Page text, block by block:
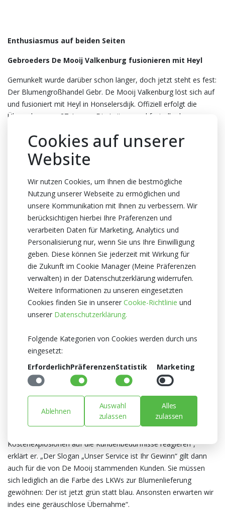
Enthusiasmus auf beiden Seiten
Gebroeders De Mooij Valkenburg fusionieren mit Heyl
Gemunkelt wurde darüber schon länger, doch jetzt steht es fest:
Der Blumengroßhandel Gebr. De Mooij Valkenburg löst sich auf
und fusioniert mit Heyl in Honselersdijk. Offiziell erfolgt die
Übernahme am 27. Januar. Die Leitung und fast alle der
aktuell rund 150-köpfigen, Team.
Die beiden Familienunternehmen, die ihren
den Zusammenschluss großes Vertrauen. Sie haben sich auf den
deutschen Markt spezialisiert, den sie heute mit Webshop-
Bestellungen fast ausschließlich bedienen. Heyl beliefert dreimal
wöchentlich über 1.000 professionelle Floristen, darunter im
Rhein-Main-Gebiet, wo De Mooij schon seit Jahren seinen
eigenen 'Kundenstamm' hat.
Beste Wahl
„Vor dem Hintergrund fortschreitender Entwicklungen in der
Branche und der steigenden Transportkosten suchten wir
Anschluss an eine größere, starke Partei, die zudem ein
breiteres Sortiment bietet und dreimal wöchentlich ausliefert“,
das unserem Unternehmen in vielem ähnelt, erwies sich für
unsere Kunden und Mitarbeiter gleichermaßen als beste Wahl.
Selbstredend werden wir beide Gruppen beim Übergang
begleiten und, wo nötig, intensiv unterstützen“.
Aus Blau wird Grün
Geschäftsführer Koen Heijl ist begeistert. „Wir können uns dank
Kostenexplosionen auf die Kundenbedürfnisse reagieren“,
erklärt er. „Der Slogan „Unser Service ist Ihr Gewinn“ gilt dann
auch für die von De Mooij stammenden Kunden. Sie müssen
sich lediglich an die Farbe des LKWs zur Blumenlieferung
gewöhnen: Der ist jetzt grün statt blau. Ansonsten erwarten wir
indes eine geräuschlose Übernahme“.
Cookies auf unserer
Website
Wir nutzen Cookies, um Ihnen die bestmögliche
Nutzung unserer Webseite zu ermöglichen und
unsere Kommunikation mit Ihnen zu verbessern. Wir
berücksichtigen hierbei Ihre Präferenzen und
verarbeiten Daten für Marketing, Analytics und
Personalisierung nur, wenn Sie uns Ihre Einwilligung
geben. Diese können Sie jederzeit mit Wirkung für
die Zukunft im Cookie Manager (Meine Präferenzen
verwalten) in der Datenschutzerklärung widerrufen.
Weitere Informationen zu unseren eingesetzten
Cookies finden Sie in unserer Cookie-Richtlinie und
unserer Datenschutzerklärung.
Folgende Kategorien von Cookies werden durch uns
eingesetzt:
ErforderlichPräferenzenStatistik Marketing
Ablehnen
Auswahl
zulassen
Alles
zulassen